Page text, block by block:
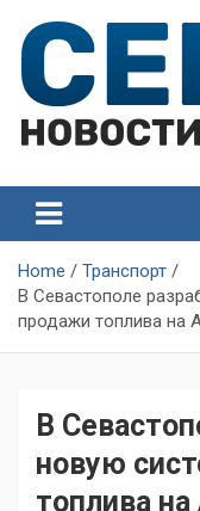
content
Севастополя
Home
Транспорт
В Севастополе
продажи топлива на
В
новую
топлива